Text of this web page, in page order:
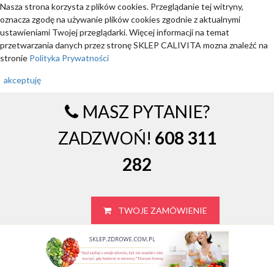
Nasza strona korzysta z plików cookies. Przeglądanie tej witryny,
oznacza zgodę na używanie plików cookies zgodnie z aktualnymi
ustawieniami Twojej przeglądarki. Więcej informacji na temat
przetwarzania danych przez stronę SKLEP CALIVITA mozna znaleźć na
stronie Polityka Prywatności
akceptuję
MASZ PYTANIE?
ZADZWOŃ! 608 311
282
TWOJE ZAMÓWIENIE